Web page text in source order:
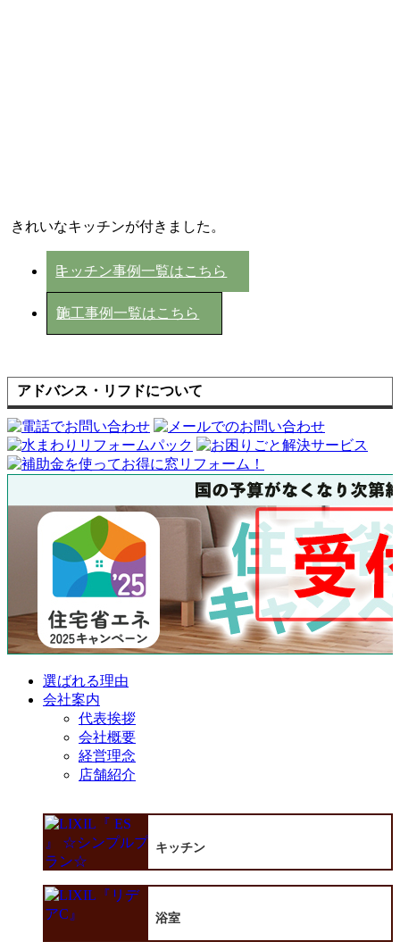
きれいなキッチンが付きました。
キッチン事例一覧はこちら
施工事例一覧はこちら
アドバンス・リフドについて
選ばれる理由
会社案内
代表挨拶
会社概要
経営理念
店舗紹介
キッチン
浴室